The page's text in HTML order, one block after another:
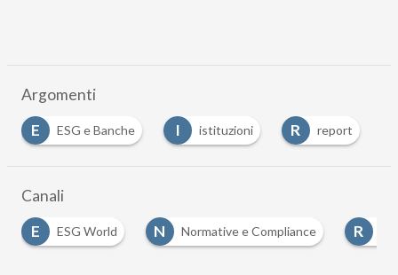
Argomenti
I
istituzioni report R Reporting
Canali
N
Normative e Compliance R Report, analisi e ricerche